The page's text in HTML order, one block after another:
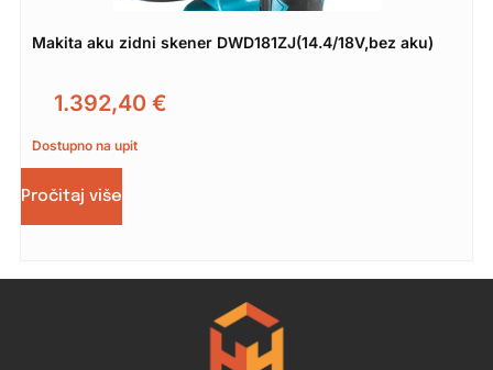
Makita aku zidni skener DWD181ZJ(14.4/18V,bez aku)
1.392,40 €
Dostupno na upit
Pročitaj više